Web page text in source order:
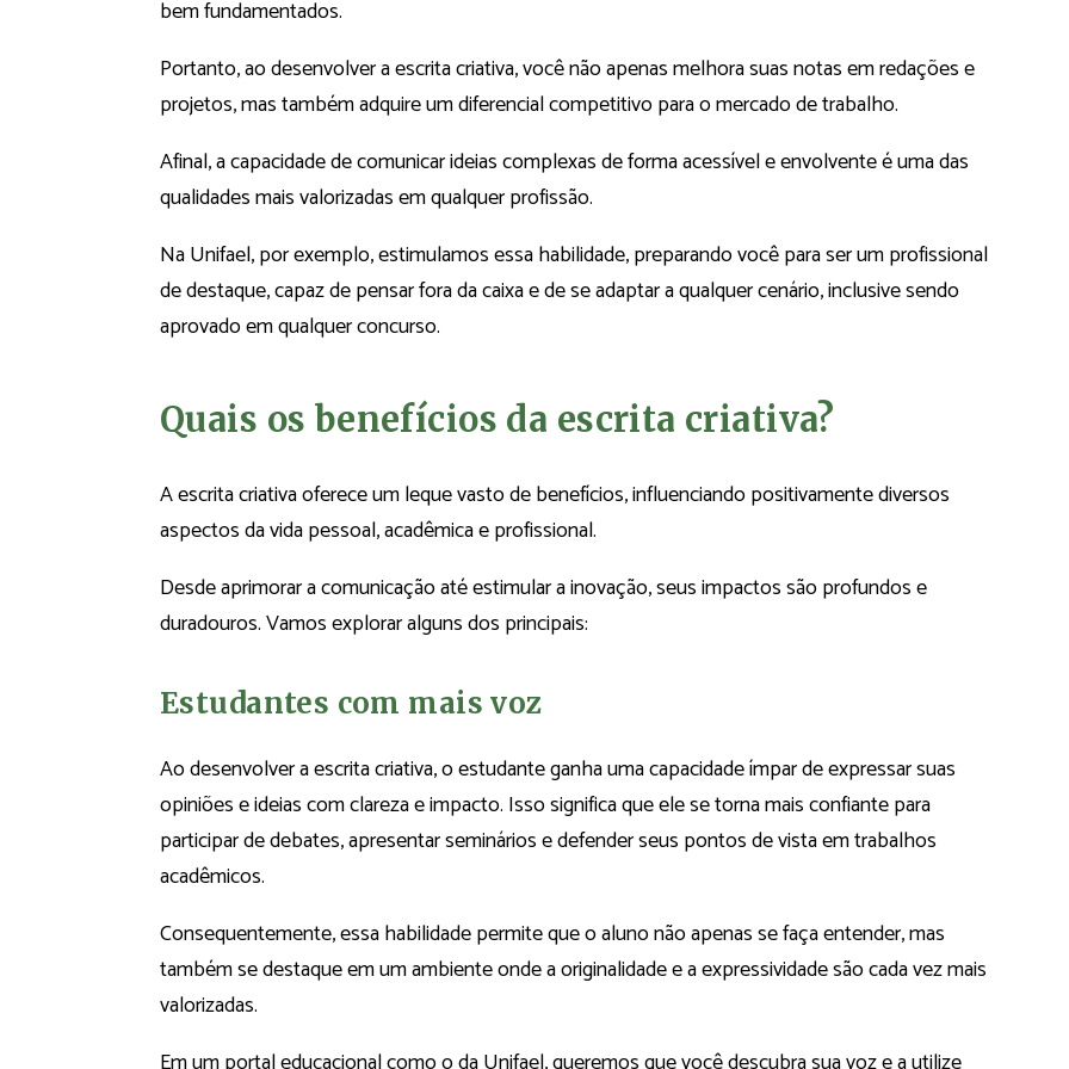
bem fundamentados.
Portanto, ao desenvolver a escrita criativa, você não apenas melhora suas notas em redações e
projetos, mas também adquire um diferencial competitivo para o mercado de trabalho.
Afinal, a capacidade de comunicar ideias complexas de forma acessível e envolvente é uma das
qualidades mais valorizadas em qualquer profissão.
Na Unifael, por exemplo, estimulamos essa habilidade, preparando você para ser um profissional
de destaque, capaz de pensar fora da caixa e de se adaptar a qualquer cenário, inclusive sendo
aprovado em qualquer concurso.
Quais os benefícios da escrita criativa?
A escrita criativa oferece um leque vasto de benefícios, influenciando positivamente diversos
aspectos da vida pessoal, acadêmica e profissional.
Desde aprimorar a comunicação até estimular a inovação, seus impactos são profundos e
duradouros. Vamos explorar alguns dos principais:
Estudantes com mais voz
Ao desenvolver a escrita criativa, o estudante ganha uma capacidade ímpar de expressar suas
opiniões e ideias com clareza e impacto. Isso significa que ele se torna mais confiante para
participar de debates, apresentar seminários e defender seus pontos de vista em trabalhos
acadêmicos.
Consequentemente, essa habilidade permite que o aluno não apenas se faça entender, mas
também se destaque em um ambiente onde a originalidade e a expressividade são cada vez mais
valorizadas.